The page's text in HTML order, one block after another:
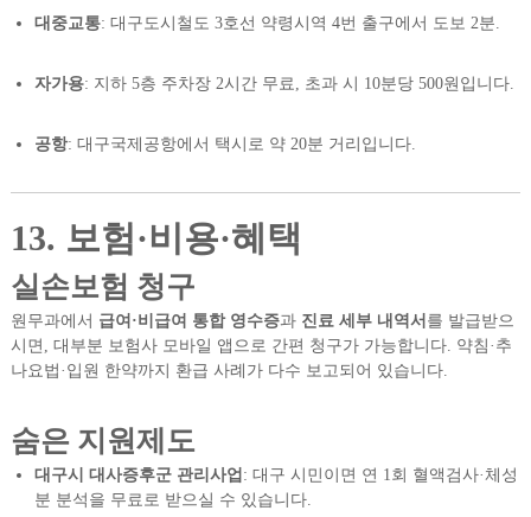
대중교통: 대구도시철도 3호선 약령시역 4번 출구에서 도보 2분.
자가용: 지하 5층 주차장 2시간 무료, 초과 시 10분당 500원입니다.
공항: 대구국제공항에서 택시로 약 20분 거리입니다.
13. 보험·비용·혜택
실손보험 청구
원무과에서 급여·비급여 통합 영수증과 진료 세부 내역서 를 발급받으
시면, 대부분 보험사 모바일 앱으로 간편 청구가 가능합니다. 약침·추
나요법·입원 한약까지 환급 사례가 다수 보고되어 있습니다.
숨은 지원제도
대구시 대사증후군 관리사업 : 대구 시민이면 연 1회 혈액검사·체성
분 분석을 무료로 받으실 수 있습니다.